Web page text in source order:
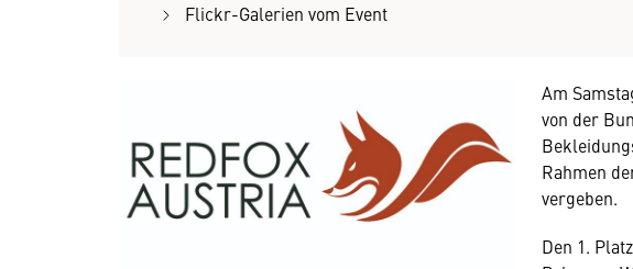
Flickr-Galerien vom Event
Am
von der
Rahmen
vergeben.
Den 1.